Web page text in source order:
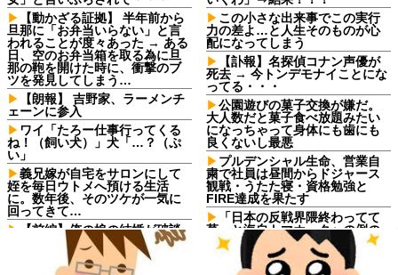
【動かざる証拠】 半年前から
旦那に「お弁当いらない」と言
われることが度々あった → ある
日、空のお弁当箱を取る為に旦
那の鞄を開けた時に、衝撃のブ
ツを発見してしまう…
【朗報】 吉野家、ラーメンチ
ェーンに参入
ワイ「たろー仕事行ってくる
ね！（飼い犬）」犬「…？（ぷ
い」
義兄嫁が自宅をサロンにして
姪を毎日ウトメへ預ける生活
に。数年後、そのツケが一気に
回ってきて…
【前編】俺の娘の結婚が破談
に。だが彼氏は「2000万の土
地」を購入。こじれた二人は想
像以上の修羅場に
この小さな出来事でこの実行
力の差よ…と人生そのものが心
配になってしまう
【訃報】名探偵コナン声優が
死去 → 今トンデモナイことにな
ってる・・・
公園遊びの菓子交換が嫌だ。
大人数だと菓子食べ放題みたい
になっちゃって身体にも歯にも
良くないし最悪
プルデンシャル生命、営業自
粛で社員は昼間からドジャース
観戦・うたた寝・資格勉強と
FIRE達成を果たす
「日本の反戦界隈終わってて
草」と海自トマホークへの例の
界隈の反応が話題に、今になっ
て存在に気付いてしまった結
果……